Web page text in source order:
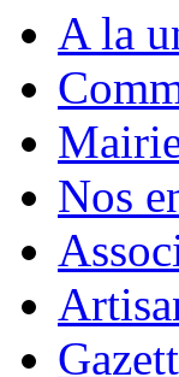
A la
Nos